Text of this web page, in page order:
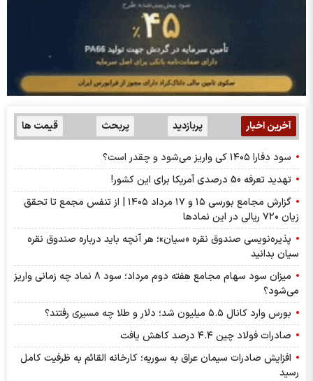
آخرین اخبار پربازدید پربحث قیمت ها
سود دفارا ۱۴۰۵ کی واریز می‌شود و چقدر است؟
تهدید تعرفه 50 درصدی آمریکا برای این کشور!
گزارش مجامع بورسی ۱۵ و ۱۷ مرداد ۱۴۰۵ | از تنفس مجمع تا تحقق
زیان ۷۲۰ ریالی در این نماد‌ها
پذیره‌نویسی صندوق نقره «سیان»؛ هر آنچه باید درباره صندوق نقره
سیان بدانید
میزان سود سهام مجامع هفته دوم مرداد؛ سود ۸ نماد چه زمانی واریز
می‌شود؟
بورس وارد کانال ۵.۵ میلیون شد؛ دلار و طلا چه مسیری رفتند؟
صادرات فولاد چین ۴.۴ درصد کاهش یافت
افزایش صادرات سیمان عراق به سوریه؛ کارخانه القائم به ظرفیت کامل
رسید